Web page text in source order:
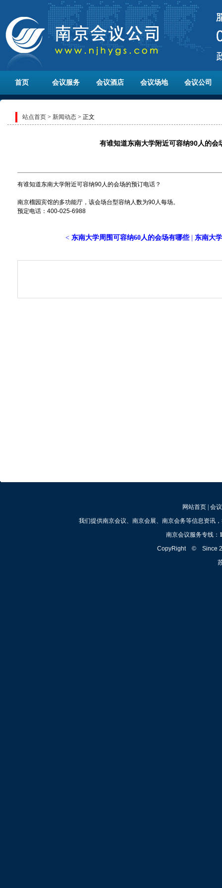
首页 会议服务 会议酒店 会议场地 会议公司
站点首页 > 新闻动态 > 正文
有谁知道东南大学附近可容纳90人的会
有谁知道东南大学附近可容纳90人的会场的预订电话？
南京榴园宾馆的多功能厅，该会场台型容纳人数为90人每场。
预定电话：400-025-6988
< 东南大学周围可容纳60人的会场有哪些| 东南大
网站首页| 会
我们提供南京会议、南京会展、南京会务等信息资讯
南京会议服务专线：
CopyRight © Since